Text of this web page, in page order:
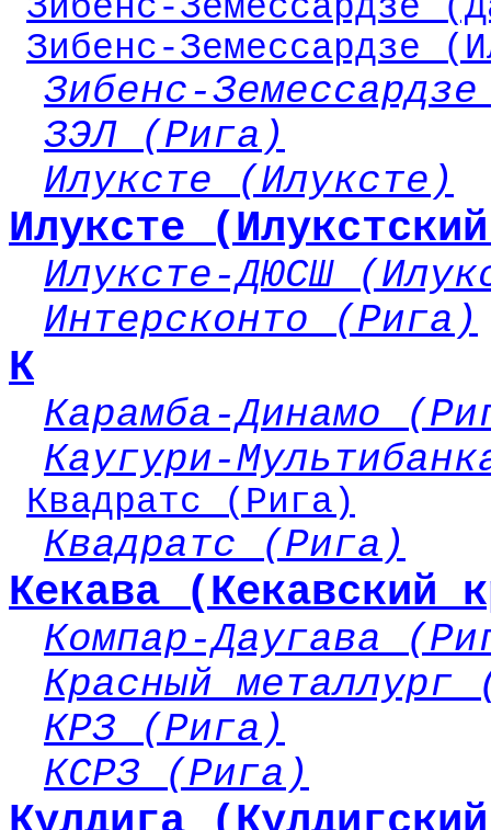
Зибенс-Земессардзе
Зибенс-Земессардзе
Зибенс-
ЗЭЛ (Рига)
Илуксте (Илуксте)
Илуксте
Илуксте-ДЮСШ
Интерсконто (Рига)
К
Карамба-Динамо
Каугури-
Квадратс (Рига)
Квадратс (Рига)
Кекава (Кекавский
Компар-Даугава
Красный металлург
КРЗ (Рига)
КСРЗ (Рига)